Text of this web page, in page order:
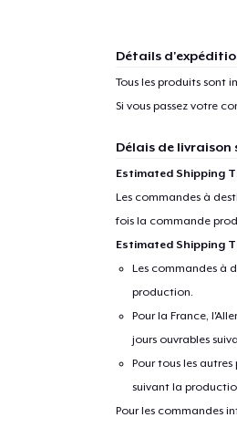
Détails
Tous les produits sont
Si vous passez votre
Délais de
Estimated Shipping
Les commandes à
fois la commande
Estimated Shipping
Les commandes à
production.
Pour la France,
jours ouvrables
Pour tous les
suivant la
Pour les commandes